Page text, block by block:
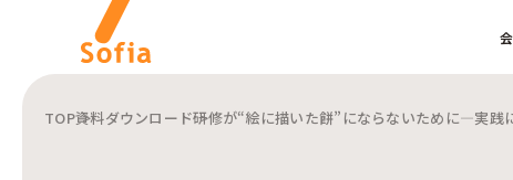
TOP資料ダウンロード研修が“絵に描いた餅”にならないために—実践